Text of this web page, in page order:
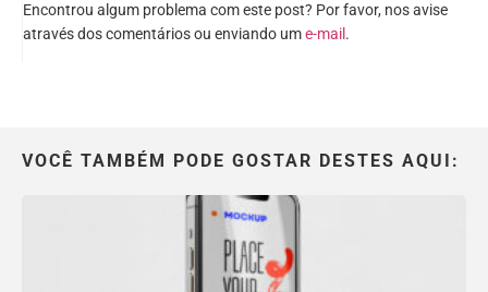
Encontrou algum problema com este post? Por favor, nos avise
através dos comentários ou enviando ume-mail .
VOCÊ TAMBÉM PODE GOSTAR DESTES AQUI: